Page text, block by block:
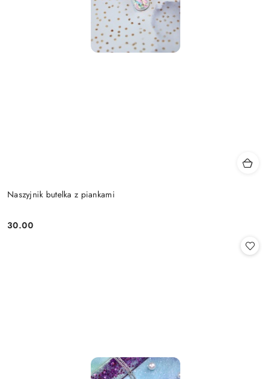
Naszyjnik butelka z piankami
Cena:
30.00